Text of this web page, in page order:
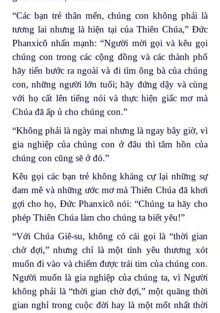
“Các bạn trẻ thân mến, chúng con không phải là
tương lai nhưng là hiện tại của Thiên Chúa,” Đức
Phanxicô nhấn mạnh: “Người mời gọi và kêu gọi
chúng con trong các cộng đồng và các thành phố
hãy tiến bước ra ngoài và đi tìm ông bà của chúng
con, những người lớn tuổi; hãy đứng dậy và cùng
với họ cất lên tiếng nói và thực hiện giấc mơ mà
Chúa đã ấp ủ cho chúng con.”
“Không phải là ngày mai nhưng là ngay bây giờ, vì
gia nghiệp của chúng con ở đâu thì tâm hồn của
chúng con cũng sẽ ở đó.”
Kêu gọi các bạn trẻ không kháng cự lại những sự
đam mê và những ước mơ mà Thiên Chúa đã khơi
gợi cho họ, Đức Phanxicô nói: “Chúng ta hãy cho
phép Thiên Chúa làm cho chúng ta biết yêu!”
“Với Chúa Giê-su, không có cái gọi là “thời gian
chờ đợi,” nhưng chỉ là một tình yêu thương xót
muốn đi vào và chiếm được trái tim của chúng con.
Người muốn là gia nghiệp của chúng ta, vì Người
không phải là “thời gian chờ đợi,” một quãng thời
gian nghỉ trong cuộc đời hay là một mốt nhất thời